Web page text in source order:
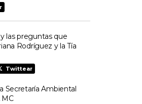
las preguntas que
Rodríguez y la Tía
Twittear
Secretaría Ambiental
MC